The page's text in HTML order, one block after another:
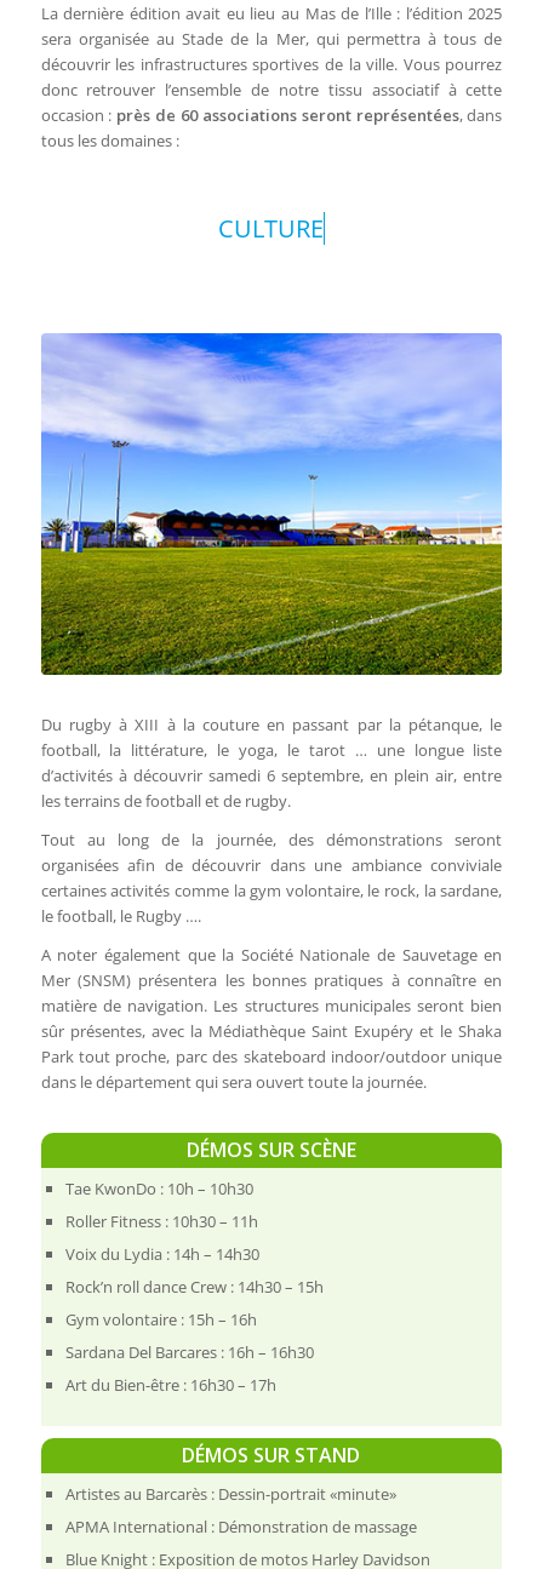
La dernière édition avait eu lieu au Mas de l’Ille : l’édition 2025
sera organisée au Stade de la Mer, qui permettra à tous de
découvrir les infrastructures sportives de la ville. Vous pourrez
donc retrouver l’ensemble de notre tissu associatif à cette
occasion : près de 60 associations seront représentées, dans
tous les domaines :
CULTURE
Du rugby à XIII à la couture en passant par la pétanque, le
football, la littérature, le yoga, le tarot … une longue liste
d’activités à découvrir samedi 6 septembre, en plein air, entre
les terrains de football et de rugby.
Tout au long de la journée, des démonstrations seront
organisées afin de découvrir dans une ambiance conviviale
certaines activités comme la gym volontaire, le rock, la sardane,
le football, le Rugby ….
A noter également que la Société Nationale de Sauvetage en
Mer (SNSM) présentera les bonnes pratiques à connaître en
matière de navigation. Les structures municipales seront bien
sûr présentes, avec la Médiathèque Saint Exupéry et le Shaka
Park tout proche, parc des skateboard indoor/outdoor unique
dans le département qui sera ouvert toute la journée.
DÉMOS SUR SCÈNE
Tae KwonDo : 10h – 10h30
Roller Fitness : 10h30 – 11h
Voix du Lydia : 14h – 14h30
Rock’n roll dance Crew : 14h30 – 15h
Gym volontaire : 15h – 16h
Sardana Del Barcares : 16h – 16h30
Art du Bien-être : 16h30 – 17h
DÉMOS SUR STAND
Artistes au Barcarès : Dessin-portrait «minute»
APMA International : Démonstration de massage
Blue Knight : Exposition de motos Harley Davidson